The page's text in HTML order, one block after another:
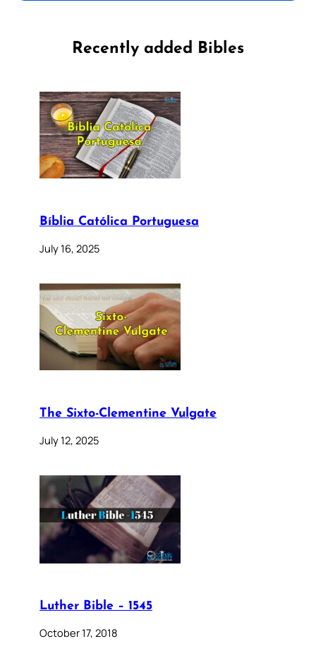
Recently added Bibles
Bíblia Católica Portuguesa
July 16, 2025
The Sixto-Clementine Vulgate
July 12, 2025
Luther Bible – 1545
October 17, 2018